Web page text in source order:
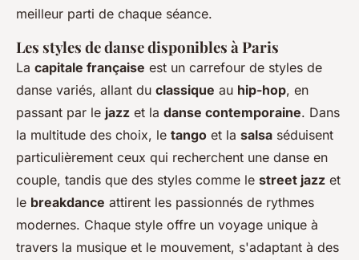
meilleur parti de chaque séance.
Les styles de danse disponibles à Paris
La capitale française est un carrefour de styles de
danse variés, allant du classique au hip-hop, en
passant par le jazz et la danse contemporaine. Dans
la multitude des choix, le tango et la salsa séduisent
particulièrement ceux qui recherchent une danse en
couple, tandis que des styles comme le street jazz et
le breakdance attirent les passionnés de rythmes
modernes. Chaque style offre un voyage unique à
travers la musique et le mouvement, s'adaptant à des